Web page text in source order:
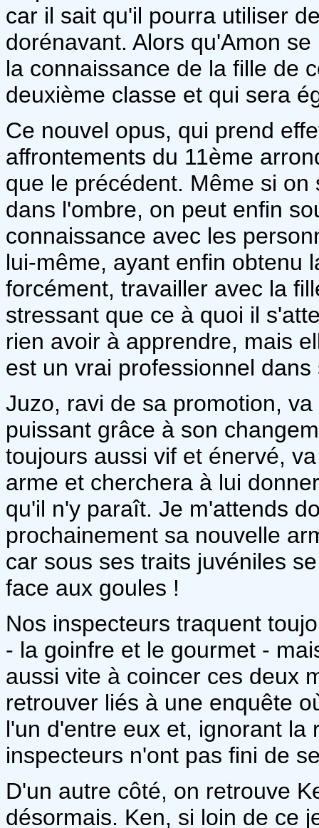
car il sait qu'il pourra utiliser
dorénavant. Alors qu'Amon
la connaissance de la fille de
deuxième classe et qui sera
Ce nouvel opus, qui prend
affrontements du 11ème
que le précédent. Même si
dans l'ombre, on peut enfin
connaissance avec les
lui-même, ayant enfin obtenu
forcément, travailler avec la
stressant que ce à quoi il
rien avoir à apprendre, mais
est un vrai professionnel
Juzo, ravi de sa promotion,
puissant grâce à son
toujours aussi vif et énervé,
arme et cherchera à lui
qu'il n'y paraît. Je m'attends
prochainement sa nouvelle
car sous ses traits juvéniles
face aux goules !
Nos inspecteurs traquent
- la goinfre et le gourmet -
aussi vite à coincer ces deux
retrouver liés à une enquête
l'un d'entre eux et, ignorant la
inspecteurs n'ont pas fini de
D'un autre côté, on retrouve
désormais. Ken, si loin de ce